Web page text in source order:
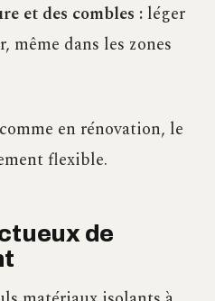
et des combles :léger
même dans les zones
en rénovation, le
flexible.
de